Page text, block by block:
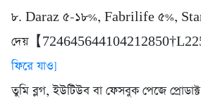
৮. Daraz ৫-১৮%, Fabrilife ৫%,
দেয়【
ফিরে যাও]
তুমি ব্লগ, ইউটিউব বা ফেসবুক পেজে